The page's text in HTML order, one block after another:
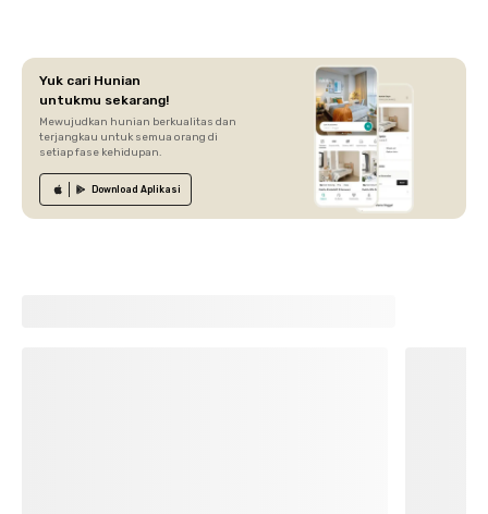
Yuk cari Hunian
untukmu sekarang!
Mewujudkan hunian berkualitas dan
terjangkau untuk semua orang di
setiap fase kehidupan.
Download Aplikasi